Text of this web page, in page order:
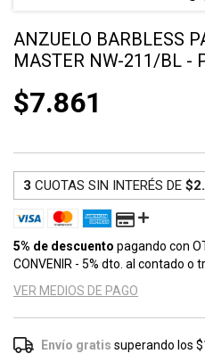
ANZUELO BARBLESS
MASTER NW-211/BL -
$7.861
3 CUOTAS SIN INTERÉS DE
5% de descuento pagando con
CONVENIR - 5% dto. al contado o
VER MEDIOS DE PAGO
Envío gratis superando los